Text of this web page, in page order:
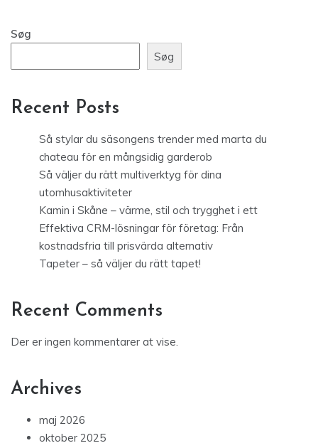
Søg
Søg
Recent Posts
Så stylar du säsongens trender med marta du
chateau för en mångsidig garderob
Så väljer du rätt multiverktyg för dina
utomhusaktiviteter
Kamin i Skåne – värme, stil och trygghet i ett
Effektiva CRM-lösningar för företag: Från
kostnadsfria till prisvärda alternativ
Tapeter – så väljer du rätt tapet!
Recent Comments
Der er ingen kommentarer at vise.
Archives
maj 2026
oktober 2025